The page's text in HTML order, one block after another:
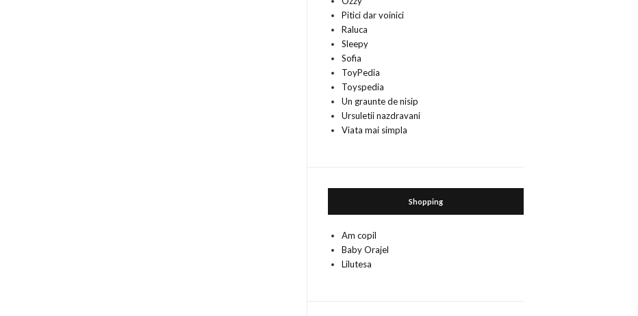
Pitici dar voinici
Raluca
Sleepy
Sofia
ToyPedia
Toyspedia
Un graunte de nisip
Ursuletii nazdravani
Viata mai simpla
Shopping
Am copil
Baby Orajel
Lilutesa